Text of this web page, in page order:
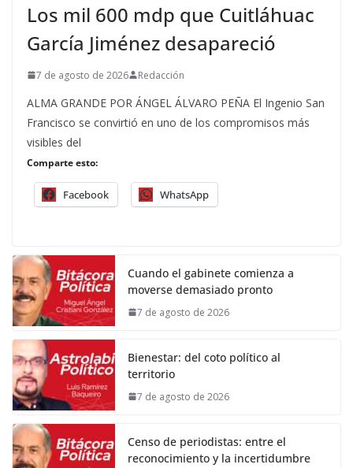
Los mil 600 mdp que Cuitláhuac
García Jiménez desapareció
7 de agosto de 2026 Redacción
ALMA GRANDE POR ÁNGEL ÁLVARO PEÑA El Ingenio San
Francisco se convirtió en uno de los compromisos más
visibles del
Comparte esto:
Facebook WhatsApp
Cuando el gabinete comienza a
moverse demasiado pronto
7 de agosto de 2026
Bienestar: del coto político al
territorio
7 de agosto de 2026
Censo de periodistas: entre el
reconocimiento y la incertidumbre